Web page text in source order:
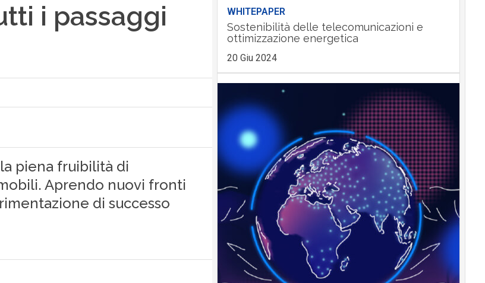
i passaggi
piena fruibilità di
Aprendo nuovi fronti
di successo
WHITEPAPER
Sostenibilità delle telecomunicazioni e
ottimizzazione energetica
20 Giu 2024